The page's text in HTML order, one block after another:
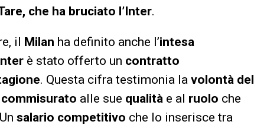
che ha bruciato l’Inter.
il Milan ha definito anche l’intesa
è stato offerto un contratto
. Questa cifra testimonia la volontà del
alle sue qualità e al ruolo che
salario competitivo che lo inserisce tra